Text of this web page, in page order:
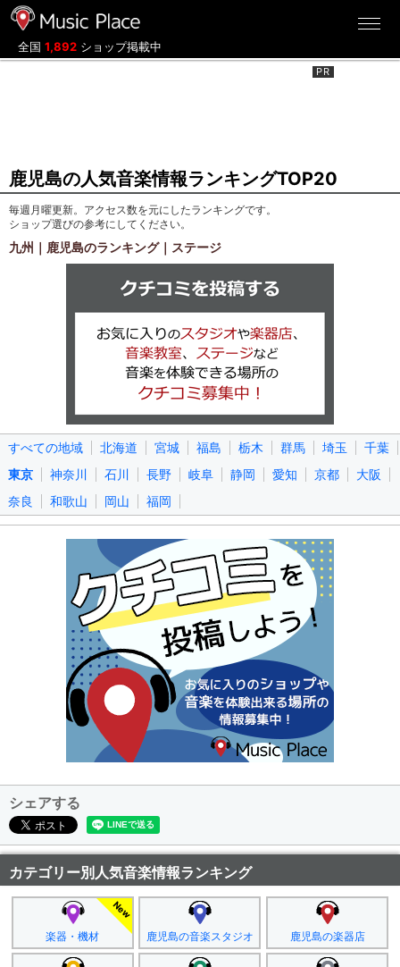
全国 1,892 ショップ掲載中
鹿児島の人気音楽情報ランキングTOP20
毎週月曜更新。アクセス数を元にしたランキングです。
ショップ選びの参考にしてください。
九州｜鹿児島のランキング｜ステージ
すべての地域 北海道 宮城 福島 栃木 群馬 埼玉
千葉
東京
神奈川 石川 長野 岐阜 静岡 愛知 京都
大阪
奈良
和歌山 岡山 福岡
シェアする
カテゴリー別人気音楽情報ランキング
楽器・機材 鹿児島の音楽スタジオ 鹿児島の楽器店